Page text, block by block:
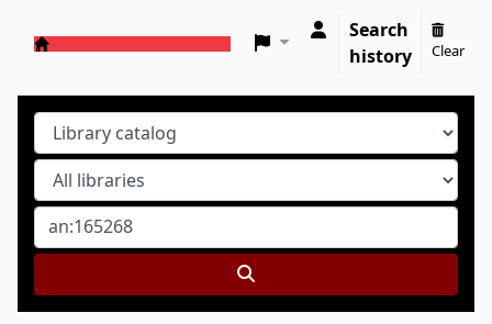
Search
history
Clear